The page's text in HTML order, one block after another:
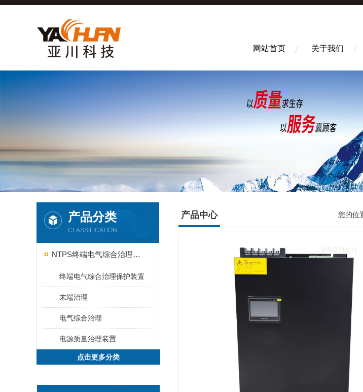
网站首页 关于我们
产品分类
CLASSIFICATION
NTPS终端电气综合治理保护
终端电气综合治理保护装置
末端治理
电气综合治理
电源质量治理装置
点击更多分类
产品中心 您的位